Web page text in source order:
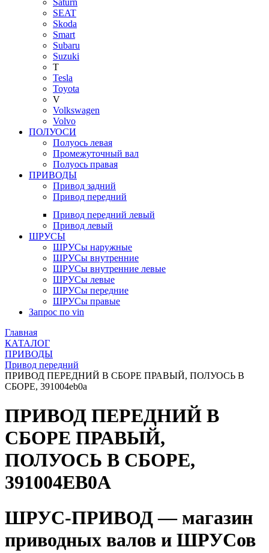
Saturn
SEAT
Skoda
Smart
Subaru
Suzuki
T
Tesla
Toyota
V
Volkswagen
Volvo
ПОЛУОСИ
Полуось левая
Промежуточный вал
Полуось правая
ПРИВОДЫ
Привод задний
Привод передний
Привод передний левый
Привод левый
ШРУСЫ
ШРУСы наружные
ШРУСы внутренние
ШРУСы внутренние левые
ШРУСы левые
ШРУСы передние
ШРУСы правые
Запрос по vin
Главная
КАТАЛОГ
ПРИВОДЫ
Привод передний
ПРИВОД ПЕРЕДНИЙ В СБОРЕ ПРАВЫЙ, ПОЛУОСЬ В
СБОРЕ, 391004eb0a
ПРИВОД ПЕРЕДНИЙ В
СБОРЕ ПРАВЫЙ,
ПОЛУОСЬ В СБОРЕ,
391004EB0A
ШРУС-ПРИВОД — магазин
приводных валов и ШРУСов